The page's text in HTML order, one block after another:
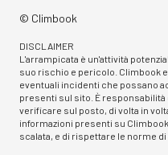
© Climbook
DISCLAIMER
L'arrampicata è un'attività
suo rischio e pericolo. Climbook
eventuali incidenti che possano
presenti sul sito. È
verificare sul posto, di volta in
informazioni presenti su
scalata, e di rispettare le norme di